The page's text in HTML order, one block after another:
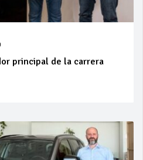
principal de la carrera